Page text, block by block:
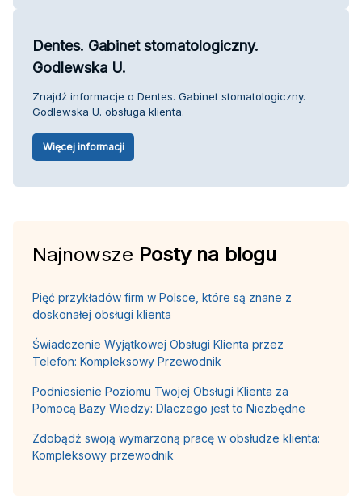
Dentes. Gabinet stomatologiczny.
Godlewska U.
Znajdź informacje o Dentes. Gabinet stomatologiczny.
Godlewska U. obsługa klienta.
Więcej informacji
Najnowsze Posty na blogu
Pięć przykładów firm w Polsce, które są znane z
doskonałej obsługi klienta
Świadczenie Wyjątkowej Obsługi Klienta przez
Telefon: Kompleksowy Przewodnik
Podniesienie Poziomu Twojej Obsługi Klienta za
Pomocą Bazy Wiedzy: Dlaczego jest to Niezbędne
Zdobądź swoją wymarzoną pracę w obsłudze klienta:
Kompleksowy przewodnik